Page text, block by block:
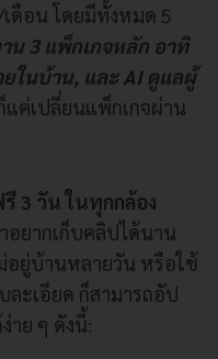
ดือน โดยมีทั้งหมด 5
น 3 แพ็กเกจหลัก อาทิ
ในบ้าน, และ AI ดูแลผู้
แค่เปลี่ยนแพ็กเกจผ่าน
3 วัน ในทุกกล้อง
อยากเก็บคลิปได้นาน
อยู่บ้านหลายวัน หรือใช้
ะเอียด ก็สามารถอัป
าย ๆ ดังนี้: